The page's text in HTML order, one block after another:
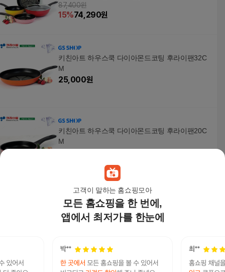
고객이 말하는 홈쇼핑모아
모든 홈쇼핑을 한 번에,
앱에서 최저가를 한눈에
87,400원
15%74,290원
키친아트 하우스쿡 다이아몬드코팅 후라이팬32C
M
25,000원
키친아트 하우스쿡 다이아몬드코팅 후라이팬20C
M
[모던하우스] 가스하이라이트용 주물프라이팬 2P
웍28+팬28 +할인쿠폰
35,900원